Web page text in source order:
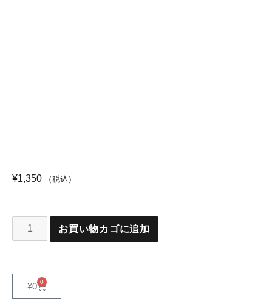
¥1,350 （税込）
お買い物カゴに追加
¥0 0